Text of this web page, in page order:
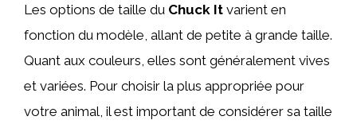
Les options de taille du Chuck It varient en
fonction du modèle, allant de petite à grande taille.
Quant aux couleurs, elles sont généralement vives
et variées. Pour choisir la plus appropriée pour
votre animal, il est important de considérer sa taille